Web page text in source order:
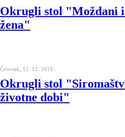
Okrugli stol "Moždani
žena"
Četvrtak, 12. 12. 2019.
Okrugli stol
životne dobi"